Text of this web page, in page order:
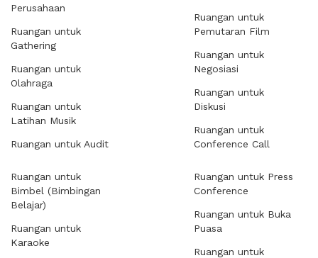
Perusahaan
Ruangan untuk
Gathering
Ruangan untuk
Olahraga
Ruangan untuk
Latihan Musik
Ruangan untuk Audit
Ruangan untuk
Pemutaran Film
Ruangan untuk
Negosiasi
Ruangan untuk
Diskusi
Ruangan untuk
Conference Call
Ruangan untuk
Bimbel (Bimbingan
Belajar)
Ruangan untuk
Karaoke
Ruangan untuk Press
Conference
Ruangan untuk Buka
Puasa
Ruangan untuk